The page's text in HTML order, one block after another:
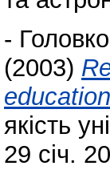
-
(2003)
якість
29 січ.